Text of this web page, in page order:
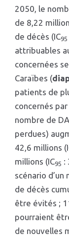
2050, le
de 8,22
de décès (IC95
attribuables
concernées
Caraïbes (
patients de
concernés
nombre de
perdues)
42,6 millions
millions (IC95 :
scénario
de décès
être évités ;
pourraient
de nouvelles